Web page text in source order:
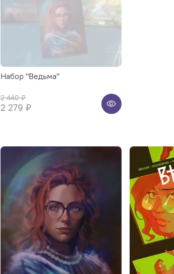
Набор "Ведьма"
2 440 ₽
2 279 ₽